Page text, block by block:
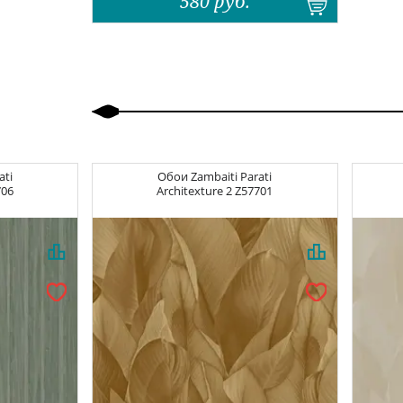
ОбоиZambaiti Parati
Architexture 2Z57701